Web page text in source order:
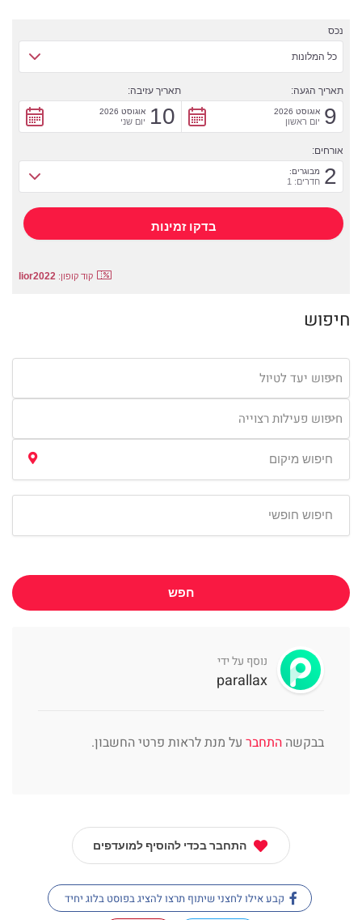
נכס
כל המלונות
תאריך הגעה:
9 אוגוסט 2026
יום ראשון
תאריך עזיבה:
10 אוגוסט 2026
יום שני
אורחים:
2 מבוגרים:
חדרים: 1
קוד קופון: lior2022
חיפוש
חיפוש יעד לטיול
חיפוש פעילות רצוייה
חפש
נוסף על ידי
parallax
בבקשה התחבר על מנת לראות פרטי החשבון.
התחבר בכדי להוסיף למועדפים
קבע אילו לחצני שיתוף תרצו להציג בפוסט בלוג יחיד